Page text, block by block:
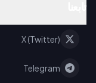
X (Twitter)
Telegram